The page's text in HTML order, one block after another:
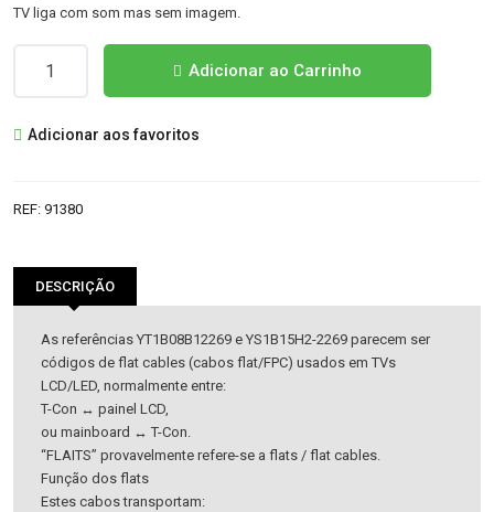
TV liga com som mas sem imagem.
2269
Adicionar ao Carrinho
Adicionar aos favoritos
REF: 91380
DESCRIÇÃO
As referências YT1B08B12269 e YS1B15H2-2269 parecem ser
códigos de flat cables (cabos flat/FPC) usados em TVs
LCD/LED, normalmente entre:
T-Con ↔ painel LCD,
ou mainboard ↔ T-Con.
“FLAITS” provavelmente refere-se a flats / flat cables.
Função dos flats
Estes cabos transportam: